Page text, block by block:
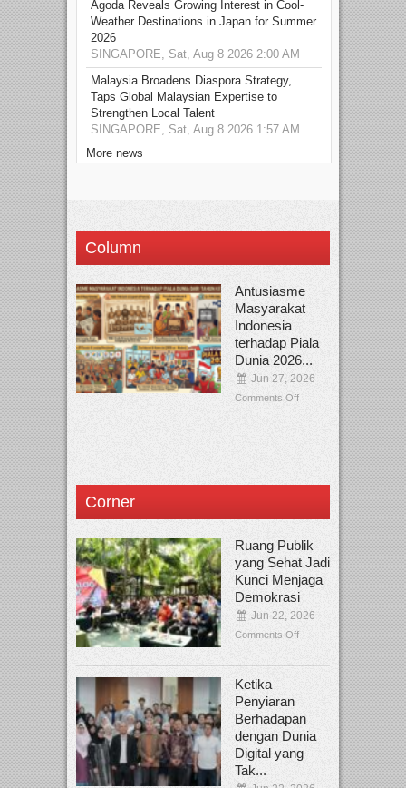
Agoda Reveals Growing Interest in Cool-
Weather Destinations in Japan for Summer
2026
SINGAPORE, Sat, Aug 8 2026 2:00 AM
Malaysia Broadens Diaspora Strategy,
Taps Global Malaysian Expertise to
Strengthen Local Talent
SINGAPORE, Sat, Aug 8 2026 1:57 AM
More news
Column
Antusiasme
Masyarakat
Indonesia
terhadap Piala
Dunia 2026...
Jun 27, 2026
Comments Off
Corner
Ruang Publik
yang Sehat Jadi
Kunci Menjaga
Demokrasi
Jun 22, 2026
Comments Off
Ketika
Penyiaran
Berhadapan
dengan Dunia
Digital yang
Tak...